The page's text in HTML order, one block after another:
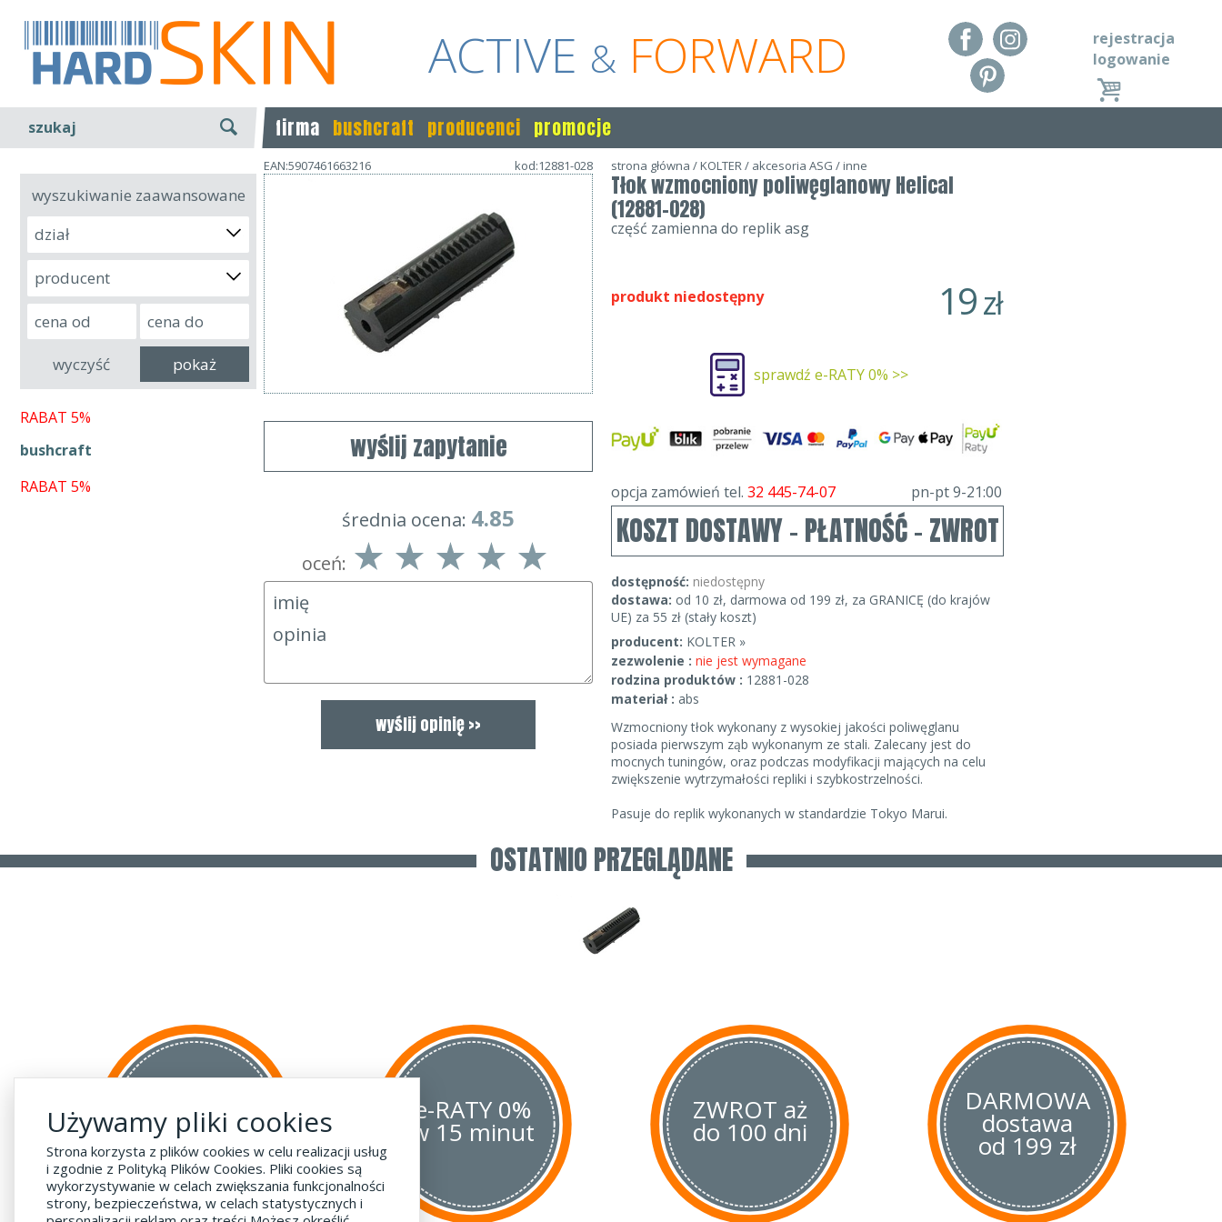
ACTIVE & FORWARD
rejestracja
logowanie
szukaj firma bushcraft producenci promocje
wyszukiwanie zaawansowane
dział
producent
RABAT 5%
bushcraft
RABAT 5%
EAN:5907461663216 kod:12881-028
wyślij zapytanie
średnia ocena: 4.85
oceń:
strona główna /KOLTER/ akcesoria ASG /inne
Tłok wzmocniony poliwęglanowy Helical
(12881-028)
część zamienna do replik asg
19zł
produkt niedostępny
sprawdź e-RATY 0% >>
opcja zamówień tel. 32 445-74-07 pn-pt 9-21:00
KOSZT DOSTAWY - PŁATNOŚĆ - ZWROT
dostępność: niedostępny
dostawa: od 10 zł, darmowa od 199 zł, za GRANICĘ (do krajów
UE) za 55 zł (stały koszt)
producent: KOLTER »
zezwolenie : nie jest wymagane
rodzina produktów : 12881-028
materiał : abs
Wzmocniony tłok wykonany z wysokiej jakości poliwęglanu
posiada pierwszym ząb wykonanym ze stali. Zalecany jest do
mocnych tuningów, oraz podczas modyfikacji mających na celu
zwiększenie wytrzymałości repliki i szybkostrzelności.
Pasuje do replik wykonanych w standardzie Tokyo Marui.
OSTATNIO PRZEGLĄDANE
do krajów UE
za 55 zł
e-RATY 0%
w 15 minut
ZWROT aż
do 100 dni
DARMOWA
dostawa
od 199 zł
Używamy pliki cookies
Strona korzysta z plików cookies w celu realizacji usług
i zgodnie z Polityką Plików Cookies. Pliki cookies są
wykorzystywanie w celach zwiększania funkcjonalności
strony, bezpieczeństwa, w celach statystycznych i